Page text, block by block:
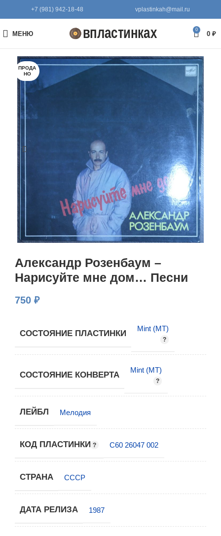
+7 (981) 942-18-48 vplastinkah@mail.ru
МЕНЮ
0
0 ₽
ПРОДА
НО
Александр Розенбаум –
Нарисуйте мне дом… Песни
750 ₽
СОСТОЯНИЕ ПЛАСТИНКИ
Mint (MT)
СОСТОЯНИЕ КОНВЕРТА
Mint (MT)
ЛЕЙБЛ Мелодия
КОД ПЛАСТИНКИ С60 26047 002
СТРАНА СССР
ДАТА РЕЛИЗА 1987